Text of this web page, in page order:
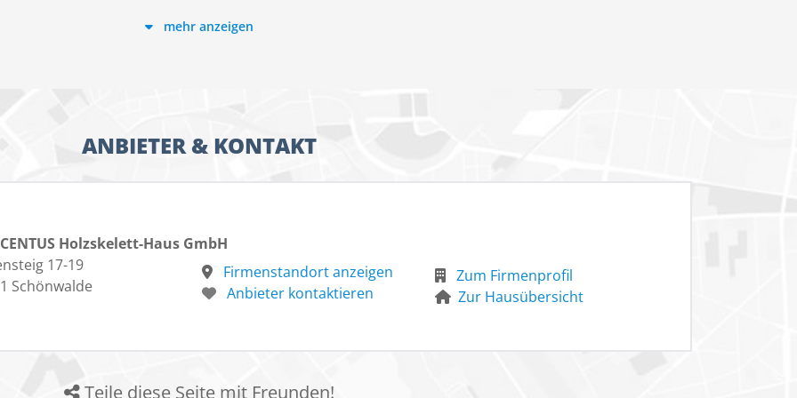
unsere Preisangaben nur Bezugsgrößen sind und je nach Region und
mehr anzeigen
ANBIETER & KONTAKT
Holzskelett-Haus GmbH
17-19
Schönwalde
Firmenstandort anzeigen
Anbieter kontaktieren
Zum Firmenprofil
Zur Hausübersicht
Teile diese Seite mit Freunden!